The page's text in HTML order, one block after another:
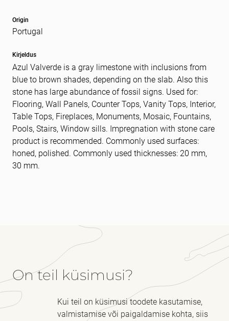
Origin
Portugal
Kirjeldus
Azul Valverde is a gray limestone with inclusions from
blue to brown shades, depending on the slab. Also this
stone has large abundance of fossil signs. Used for:
Flooring, Wall Panels, Counter Tops, Vanity Tops, Interior,
Table Tops, Fireplaces, Monuments, Mosaic, Fountains,
Pools, Stairs, Window sills. Impregnation with stone care
product is recommended. Commonly used surfaces:
honed, polished. Commonly used thicknesses: 20 mm,
30 mm.
Sõnum
On teil küsimusi?
Kui teil on küsimusi toodete kasutamise,
valmistamise või paigaldamise kohta, siis